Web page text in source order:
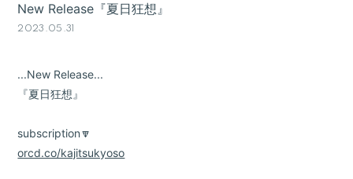
New Release『夏日狂想』
2023.05.31
...New Release...
『夏日狂想』
subscription🔽
orcd.co/kajitsukyoso